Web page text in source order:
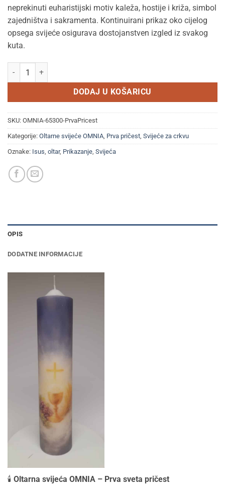
neprekinuti euharistijski motiv kaleža, hostije i križa, simbol
zajedništva i sakramenta. Kontinuirani prikaz oko cijelog
opsega svijeće osigurava dostojanstven izgled iz svakog
kuta.
Svijeća oltarna OMNIA 6,5x30 cm - Prva pričest količina
DODAJ U KOŠARICU
SKU: OMNIA-65300-PrvaPricest
Kategorije: Oltarne svijeće OMNIA Prva pričest Svijeće za crkvu
Oznake: Isus oltar, Prikazanje Svijeća
OPIS
DODATNE INFORMACIJE
🕯️ Oltarna svijeća OMNIA – Prva sveta pričest